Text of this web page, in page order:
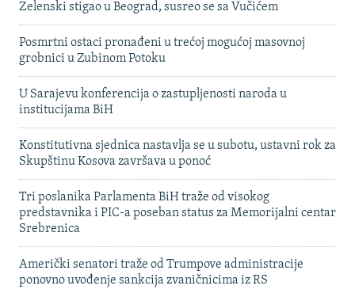
Zelenski stigao u Beograd, susreo se sa Vučićem
Posmrtni ostaci pronađeni u trećoj mogućoj masovnoj
grobnici u Zubinom Potoku
U Sarajevu konferencija o zastupljenosti naroda u
institucijama BiH
Konstitutivna sjednica nastavlja se u subotu, ustavni rok za
Skupštinu Kosova završava u ponoć
Tri poslanika Parlamenta BiH traže od visokog
predstavnika i PIC-a poseban status za Memorijalni centar
Srebrenica
Američki senatori traže od Trumpove administracije
ponovno uvođenje sankcija zvaničnicima iz RS